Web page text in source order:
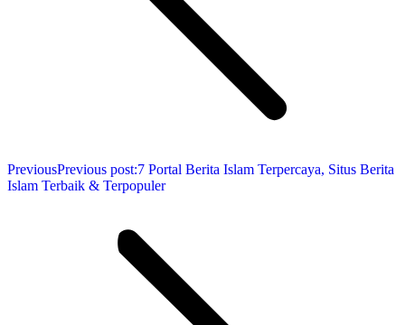
PreviousPrevious post:7 Portal Berita Islam Terpercaya, Situs Berita
Islam Terbaik & Terpopuler